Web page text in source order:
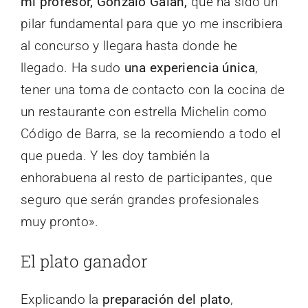
pilar fundamental para que yo me inscribiera
al concurso y llegara hasta donde he
llegado. Ha sudo una experiencia única,
tener una toma de contacto con la cocina de
un restaurante con estrella Michelin como
Código de Barra, se la recomiendo a todo el
que pueda. Y les doy también la
enhorabuena al resto de participantes, que
seguro que serán grandes profesionales
muy pronto».
El plato ganador
Explicando la preparación del plato,